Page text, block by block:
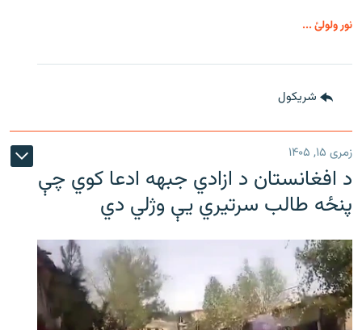
نور ولولئ ...
شريکول
زمری ۱۵, ۱۴۰۵
د افغانستان د ازادي جبهه ادعا کوي چې
پنځه طالب سرتیري يې وژلي دي